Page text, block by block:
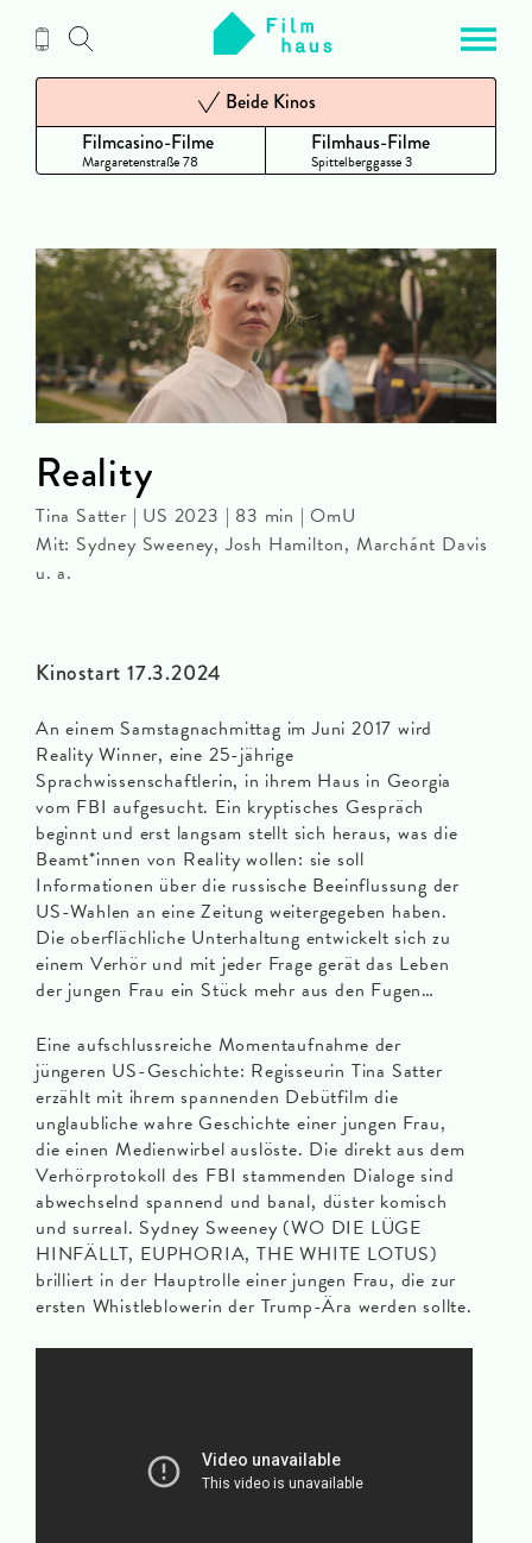
Inhalt
Filmcasino-Filme
Margaretenstraße 78
Beide Kinos
Filmhaus-Filme
Spittelberggasse 3
Kinostart 17.3.2024
An einem Samstagnachmittag im Juni 2017 wird
Reality Winner, eine 25-jährige
Sprachwissenschaftlerin, in ihrem Haus in Georgia
vom FBI aufgesucht. Ein kryptisches Gespräch
beginnt und erst langsam stellt sich heraus, was die
Beamt*innen von Reality wollen: sie soll
Informationen über die russische Beeinflussung der
US-Wahlen an eine Zeitung weitergegeben haben.
Die oberflächliche Unterhaltung entwickelt sich zu
einem Verhör und mit jeder Frage gerät das Leben
der jungen Frau ein Stück mehr aus den Fugen…
Eine aufschlussreiche Momentaufnahme der
jüngeren US-Geschichte: Regisseurin Tina Satter
erzählt mit ihrem spannenden Debütfilm die
unglaubliche wahre Geschichte einer jungen Frau,
die einen Medienwirbel auslöste. Die direkt aus dem
Verhörprotokoll des FBI stammenden Dialoge sind
abwechselnd spannend und banal, düster komisch
und surreal. Sydney Sweeney (WO DIE LÜGE
HINFÄLLT, EUPHORIA, THE WHITE LOTUS)
brilliert in der Hauptrolle einer jungen Frau, die zur
ersten Whistleblowerin der Trump-Ära werden sollte.
Reality
Tina Satter | US 2023 | 83 min | OmU
Mit: Sydney Sweeney, Josh Hamilton, Marchánt Davis
u. a.